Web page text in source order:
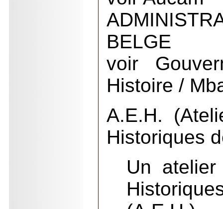
BELGE
voir
Histoire /
A.E.H.
Historiques
Un